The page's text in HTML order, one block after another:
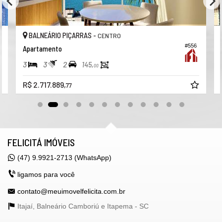
Entrada para banhistas e box de praia
Sala de jantar
Porcelanato
Gás central
Infraestrutura para Split
Laminado/vinilico
Esquadria em alumínio
#556
BALNEÁRIO PIÇARRAS - CENTRO
Apartamento
3 3 2 145,00
R$ 2.717.889,77
FELICITÁ IMÓVEIS
(47) 9.9921-2713 (WhatsApp)
ligamos para você
contato@meuimovelfelicita.com.br
Itajaí, Balneário Camboriú e Itapema - SC